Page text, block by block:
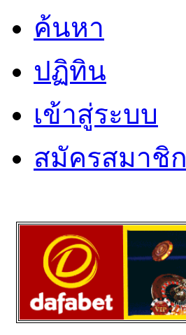
ค้นหา
ปฏิทิน
เข้าสู่ระบบ
สมัครสมาชิก